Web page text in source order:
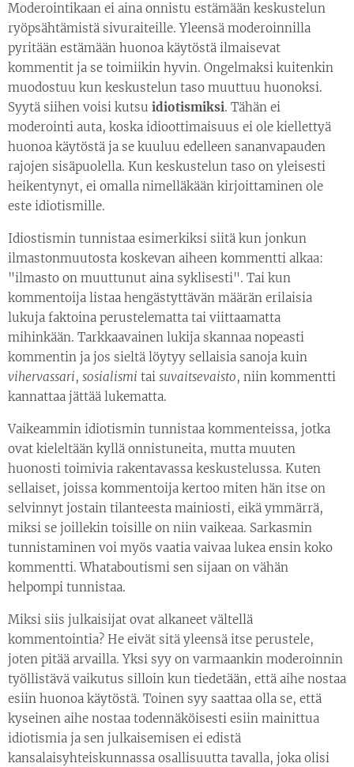
Moderointikaan ei aina onnistu estämään keskustelun
ryöpsähtämistä sivuraiteille. Yleensä moderoinnilla
pyritään estämään huonoa käytöstä ilmaisevat
kommentit ja se toimiikin hyvin. Ongelmaksi kuitenkin
muodostuu kun keskustelun taso muuttuu huonoksi.
Syytä siihen voisi kutsu idiotismiksi. Tähän ei
moderointi auta, koska idioottimaisuus ei ole kiellettyä
huonoa käytöstä ja se kuuluu edelleen sananvapauden
rajojen sisäpuolella. Kun keskustelun taso on yleisesti
heikentynyt, ei omalla nimelläkään kirjoittaminen ole
este idiotismille.
Idiostismin tunnistaa esimerkiksi siitä kun jonkun
ilmastonmuutosta koskevan aiheen kommentti alkaa:
"ilmasto on muuttunut aina syklisesti". Tai kun
kommentoija listaa hengästyttävän määrän erilaisia
lukuja faktoina perustelematta tai viittaamatta
mihinkään. Tarkkaavainen lukija skannaa nopeasti
kommentin ja jos sieltä löytyy sellaisia sanoja kuin
vihervassari, sosialismi tai suvaitsevaisto, niin kommentti
kannattaa jättää lukematta.
Vaikeammin idiotismin tunnistaa kommenteissa, jotka
ovat kieleltään kyllä onnistuneita, mutta muuten
huonosti toimivia rakentavassa keskustelussa. Kuten
sellaiset, joissa kommentoija kertoo miten hän itse on
selvinnyt jostain tilanteesta mainiosti, eikä ymmärrä,
miksi se joillekin toisille on niin vaikeaa. Sarkasmin
tunnistaminen voi myös vaatia vaivaa lukea ensin koko
kommentti. Whataboutismi sen sijaan on vähän
helpompi tunnistaa.
Miksi siis julkaisijat ovat alkaneet vältellä
kommentointia? He eivät sitä yleensä itse perustele,
joten pitää arvailla. Yksi syy on varmaankin moderoinnin
työllistävä vaikutus silloin kun tiedetään, että aihe nostaa
esiin huonoa käytöstä. Toinen syy saattaa olla se, että
kyseinen aihe nostaa todennäköisesti esiin mainittua
idiotismia ja sen julkaisemisen ei edistä
kansalaisyhteiskunnassa osallisuutta tavalla, joka olisi